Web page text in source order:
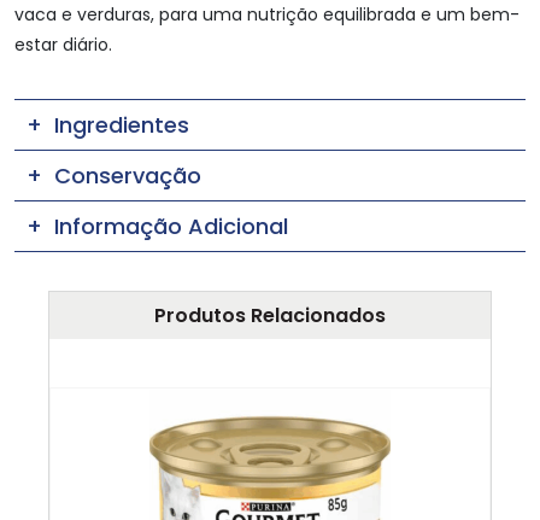
vaca e verduras, para uma nutrição equilibrada e um bem-
estar diário.
Ingredientes
Conservação
Informação Adicional
Produtos Relacionados